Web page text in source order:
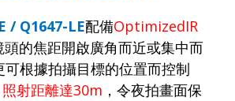
/ Q1647-LE配備OptimizedIR
頭的焦距開啟廣角而近或集中而
可根據拍攝目標的位置而控制
照射距離達30m ，令夜拍畫面保